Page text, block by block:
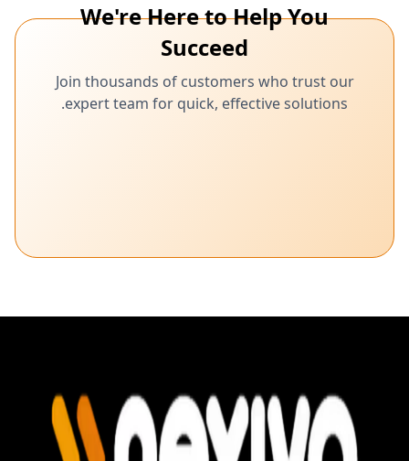
We're Here to Help You
Succeed
Join thousands of customers who trust our
expert team for quick, effective solutions.